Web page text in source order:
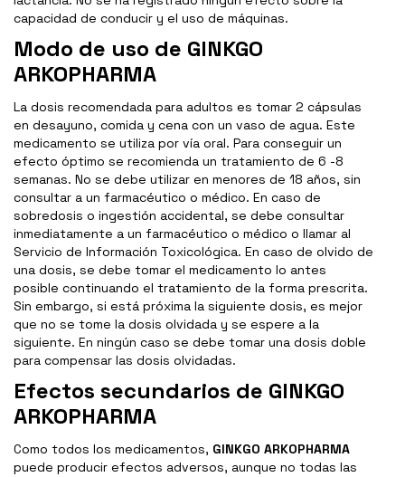
capacidad de conducir y el uso de máquinas.
Modo de uso de GINKGO
ARKOPHARMA
La dosis recomendada para adultos es tomar 2 cápsulas
en desayuno, comida y cena con un vaso de agua. Este
medicamento se utiliza por vía oral. Para conseguir un
efecto óptimo se recomienda un tratamiento de 6 -8
semanas. No se debe utilizar en menores de 18 años, sin
consultar a un farmacéutico o médico. En caso de
sobredosis o ingestión accidental, se debe consultar
inmediatamente a un farmacéutico o médico o llamar al
Servicio de Información Toxicológica. En caso de olvido de
una dosis, se debe tomar el medicamento lo antes
posible continuando el tratamiento de la forma prescrita.
Sin embargo, si está próxima la siguiente dosis, es mejor
que no se tome la dosis olvidada y se espere a la
siguiente. En ningún caso se debe tomar una dosis doble
para compensar las dosis olvidadas.
Efectos secundarios de GINKGO
ARKOPHARMA
Como todos los medicamentos, GINKGO ARKOPHARMA
puede producir efectos adversos, aunque no todas las